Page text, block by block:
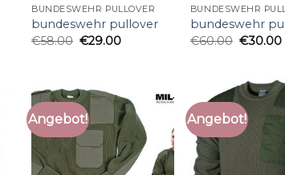
BUNDESWEHR PULLOVER
bundeswehr pullover
€58.00 €29.00
BUNDESWEHR
bundeswehr
€60.00 €30.00
Angebot! Angebot!